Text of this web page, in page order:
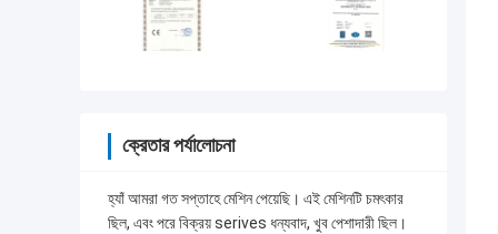
ক্রেতার পর্যালোচনা
হ্যাঁ আমরা গত সপ্তাহে মেশিন পেয়েছি। এই মেশিনটি চমৎকার
ছিল, এবং পরে বিক্রয় serives ধন্যবাদ, খুব পেশাদারী ছিল।